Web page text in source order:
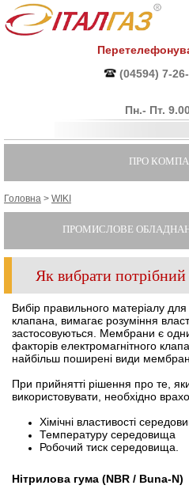
(04594) 7-
Пн.- Пт.
ПРО
Головна > WIKI
ПРОМИСЛОВЕ
Як вибрати
Вибір правильного матеріалу
клапана, вимагає розуміння
застосовуються. Мембрани є
факторів електромагнітного
найбільш поширені види мембран.
При прийнятті рішення про те,
використовувати, необхідно
Хімічні властивості
Температуру середовища
Робочий тиск середовища.
Нітрилова гума (NBR / Buna-N)